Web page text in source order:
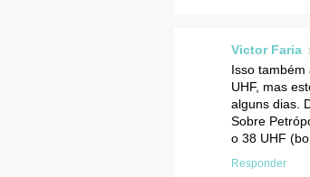
Victor Faria
Isso também
UHF, mas
alguns dias.
Sobre
o 38 UHF
Responder